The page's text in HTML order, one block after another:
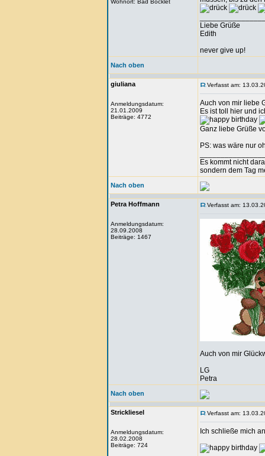
Wohnort: Bad Bocklet
Liebe Grüße
Edith
never give up!
Nach oben
giuliana
Anmeldungsdatum:
21.01.2009
Beiträge: 4772
Verfasst am:
Auch von mir liebe
Es ist toll hier und
Ganz liebe Grüße
PS: was wäre nur
Es kommt nicht
sondern dem Tag
Nach oben
Petra Hoffmann
Anmeldungsdatum:
28.09.2008
Beiträge: 1467
Verfasst am:
Auch von mir
LG
Petra
Nach oben
Strickliesel
Anmeldungsdatum:
28.02.2008
Beiträge: 724
Verfasst am:
Ich schließe mich